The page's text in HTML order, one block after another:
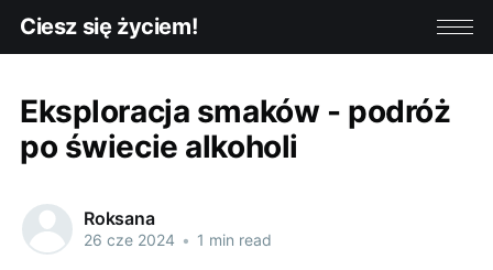
Ciesz się życiem!
Eksploracja smaków - podróż
po świecie alkoholi
Roksana
26 cze 2024 • 1 min read